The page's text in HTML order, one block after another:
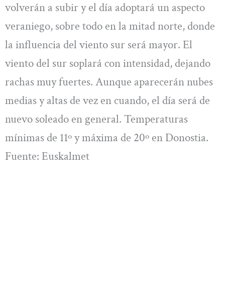
volverán a subir y el día adoptará un aspecto
veraniego, sobre todo en la mitad norte, donde
la influencia del viento sur será mayor. El
viento del sur soplará con intensidad, dejando
rachas muy fuertes. Aunque aparecerán nubes
medias y altas de vez en cuando, el día será de
nuevo soleado en general. Temperaturas
mínimas de 11º y máxima de 20º en Donostia.
Fuente: Euskalmet